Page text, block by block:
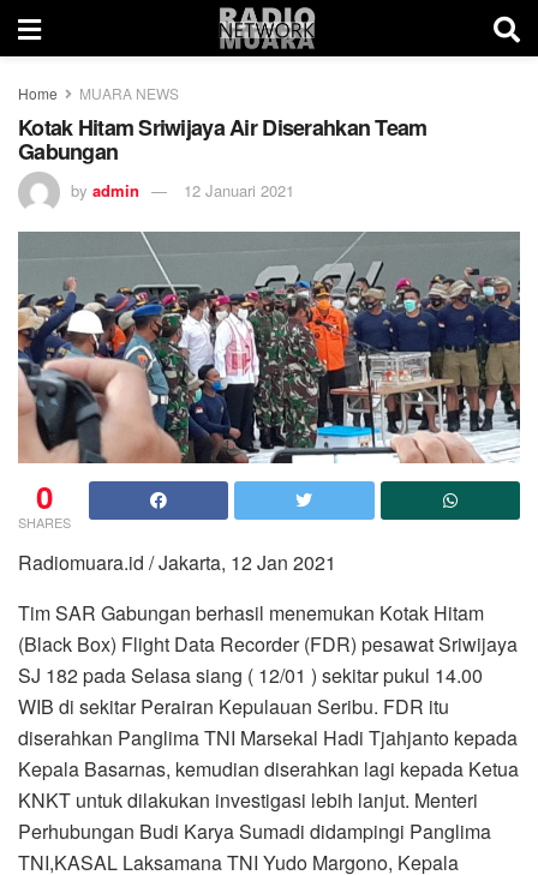
Home MUARA NEWS
Kotak Hitam Sriwijaya Air Diserahkan Team
Gabungan
by admin 12 Januari 2021
0
SHARES
Radiomuara.id / Jakarta, 12 Jan 2021
Tim SAR Gabungan berhasil menemukan Kotak Hitam
(Black Box) Flight Data Recorder (FDR) pesawat Sriwijaya
SJ 182 pada Selasa siang ( 12/01 ) sekitar pukul 14.00
WIB di sekitar Perairan Kepulauan Seribu. FDR itu
diserahkan Panglima TNI Marsekal Hadi Tjahjanto kepada
Kepala Basarnas, kemudian diserahkan lagi kepada Ketua
KNKT untuk dilakukan investigasi lebih lanjut. Menteri
Perhubungan Budi Karya Sumadi didampingi Panglima
TNI,KASAL Laksamana TNI Yudo Margono, Kepala